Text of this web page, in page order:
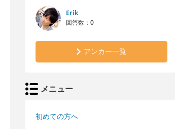
Erik
回答数： 0
アンカー一覧
メニュー
初めての方へ